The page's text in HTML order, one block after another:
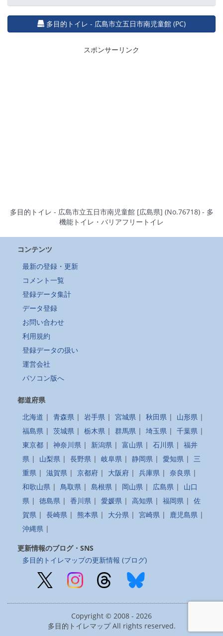
多目的トイレ - 広島市立五日市南児童館 (PC)
スポンサーリンク
多目的トイレ - 広島市立五日市南児童館 [広島県] (No.76718) - 多
機能トイレ・バリアフリートイレ
コンテンツ
最新の登録・更新
コメント一覧
登録データ集計
データ登録
お問い合わせ
利用規約
登録データの扱い
運営会社
パソコン版へ
都道府県
北海道 | 青森県 | 岩手県 | 宮城県 | 秋田県 | 山形県 |
福島県 | 茨城県 | 栃木県 | 群馬県 | 埼玉県 | 千葉県 |
東京都 | 神奈川県 | 新潟県 | 富山県 | 石川県 | 福井
県 | 山梨県 | 長野県 | 岐阜県 | 静岡県 | 愛知県 | 三
重県 | 滋賀県 | 京都府 | 大阪府 | 兵庫県 | 奈良県 |
和歌山県 | 鳥取県 | 島根県 | 岡山県 | 広島県 | 山口
県 | 徳島県 | 香川県 | 愛媛県 | 高知県 | 福岡県 | 佐
賀県 | 長崎県 | 熊本県 | 大分県 | 宮崎県 | 鹿児島県 |
沖縄県 |
更新情報のブログ・SNS
多目的トイレマップの更新情報 (ブログ)
Copyright © 2008 - 2026
多目的トイレマップ All rights reserved.